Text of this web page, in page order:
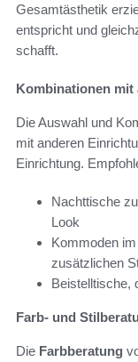
Gesamtästhetik
entspricht und
schafft.
Kombinationen mit
Die Auswahl und
mit anderen
Einrichtung.
Nachttische
Look
Kommoden
zusätzlichen
Beistelltische,
Farb- und
Die Farbberatung